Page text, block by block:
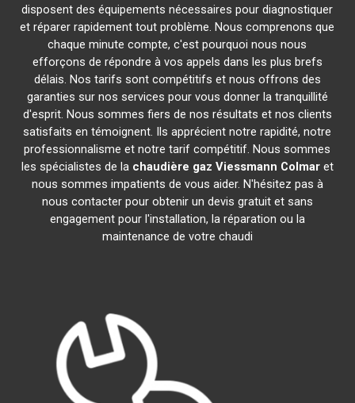
disposent des équipements nécessaires pour diagnostiquer
et réparer rapidement tout problème. Nous comprenons que
chaque minute compte, c'est pourquoi nous nous
efforçons de répondre à vos appels dans les plus brefs
délais. Nos tarifs sont compétitifs et nous offrons des
garanties sur nos services pour vous donner la tranquillité
d'esprit. Nous sommes fiers de nos résultats et nos clients
satisfaits en témoignent. Ils apprécient notre rapidité, notre
professionnalisme et notre tarif compétitif. Nous sommes
les spécialistes de la chaudière gaz Viessmann Colmaret
nous sommes impatients de vous aider. N'hésitez pas à
nous contacter pour obtenir un devis gratuit et sans
engagement pour l'installation, la réparation ou la
maintenance de votre chaudi